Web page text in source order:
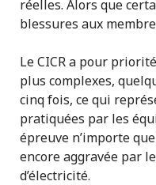
réelles. Alors que
blessures aux
Le CICR a pour
plus complexes,
cinq fois, ce qui
pratiquées par les
épreuve n’importe
encore aggravée par
d’électricité.